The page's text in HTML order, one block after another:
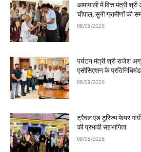
आमापाली में वित्त मंत्री
चौपाल, सुनी ग्रामीणों की
08/08/2026
पर्यटन मंत्री श्री राजेश
एसोसिएशन के
08/08/2026
ट्रैवल एंड टूरिज्म फेयर
की प्रभावी सहभागिता
08/08/2026